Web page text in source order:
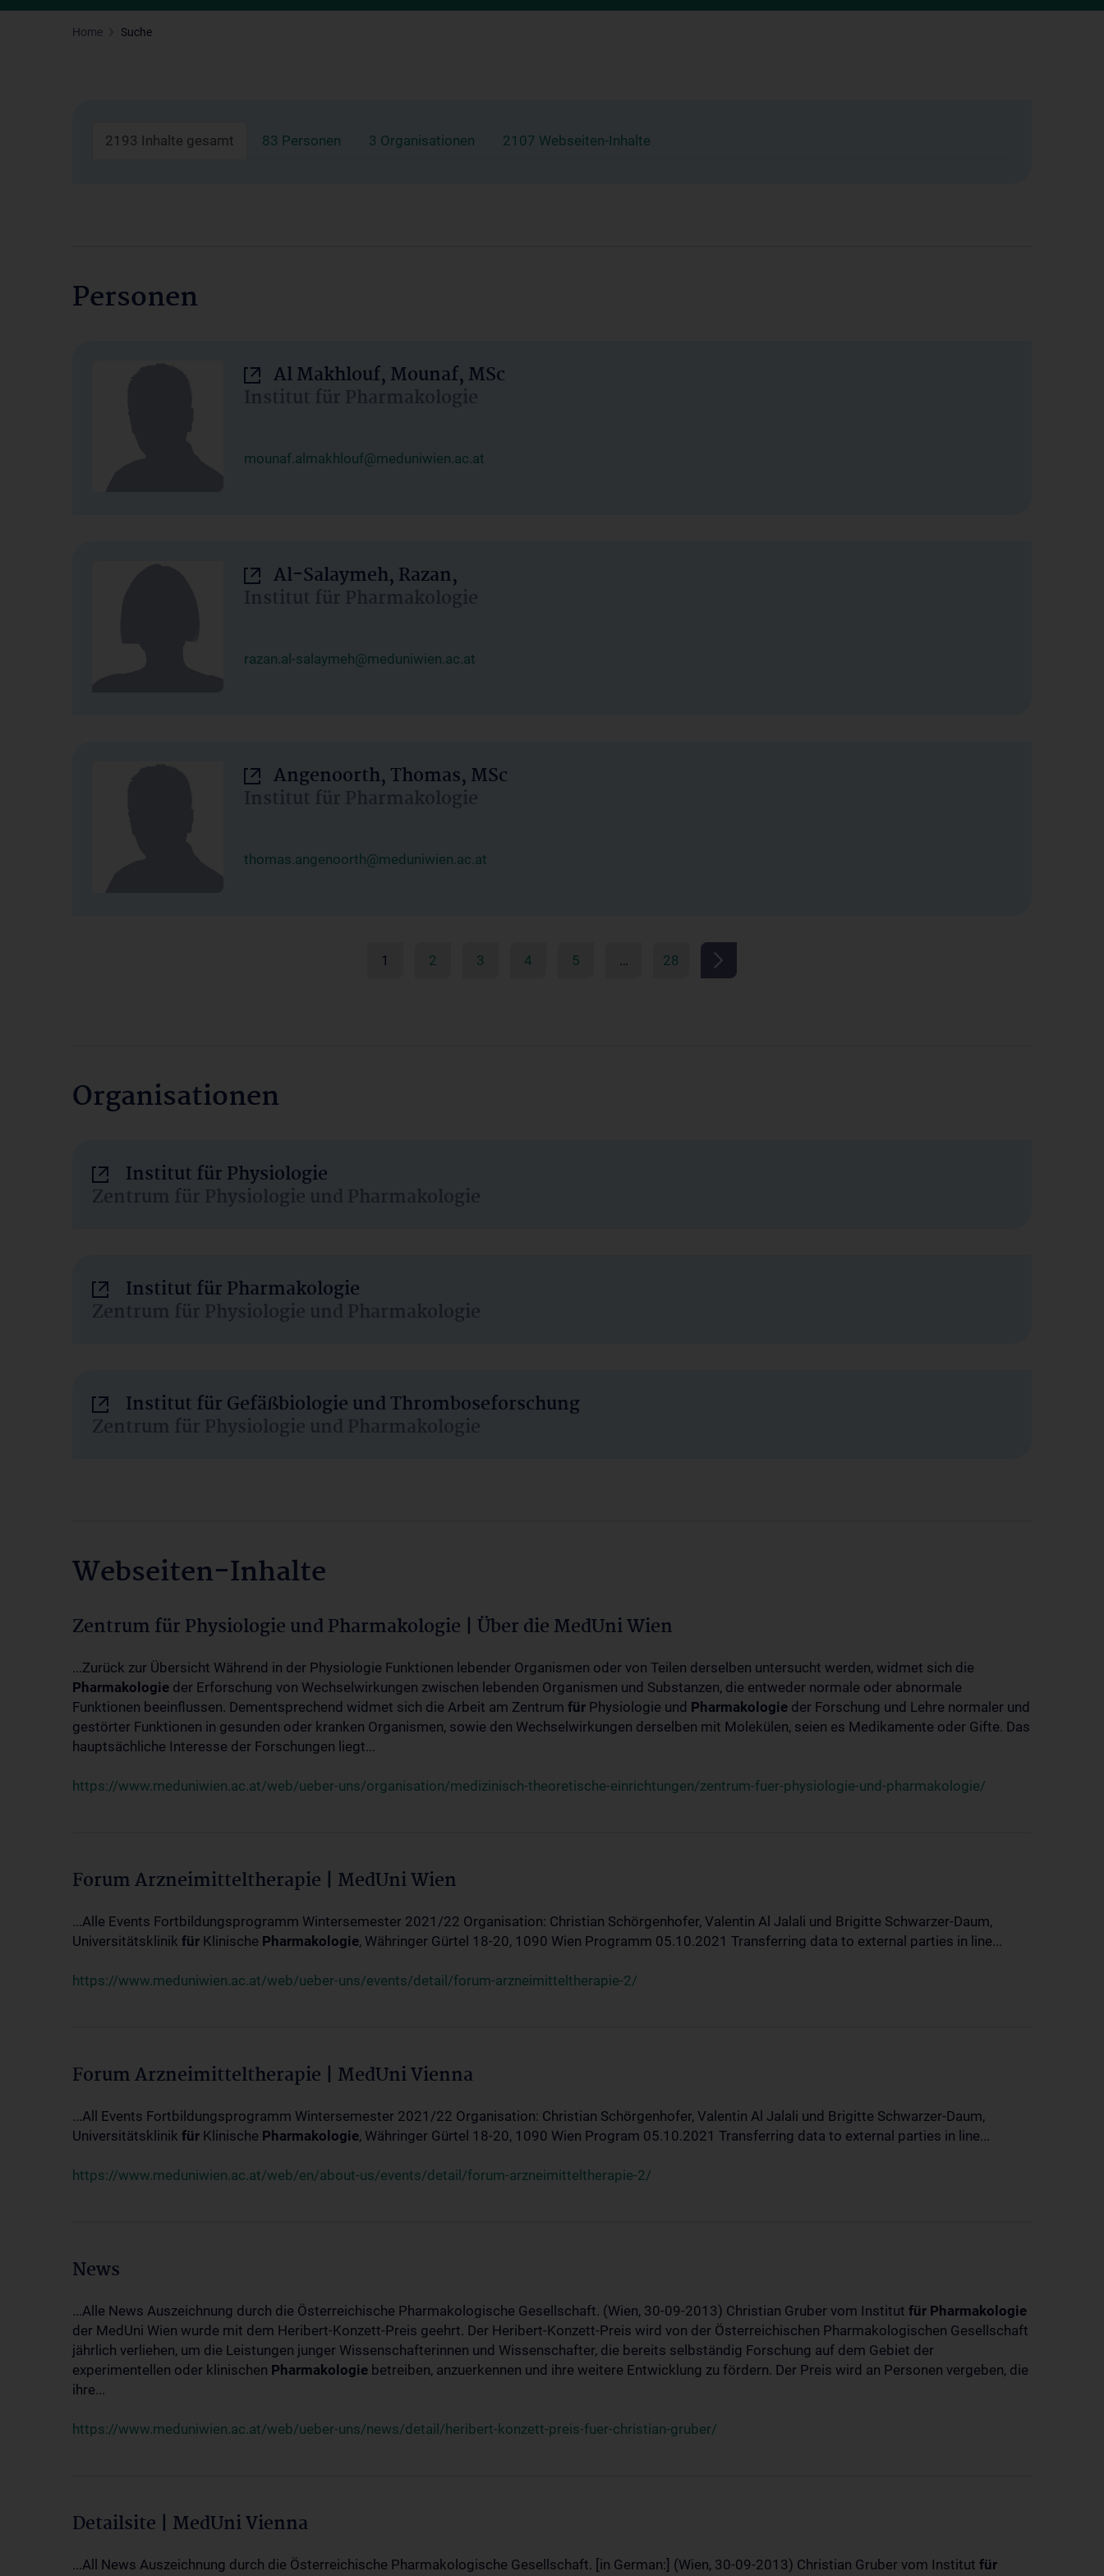
Home Suche
2193 Inhalte gesamt 83 Personen 3 Organisationen 2107 Webseiten-Inhalte
Personen
Al Makhlouf, Mounaf, MSc
Institut für Pharmakologie
mounaf.almakhlouf@meduniwien.ac.at
Al-Salaymeh, Razan,
Institut für Pharmakologie
razan.al-salaymeh@meduniwien.ac.at
Angenoorth, Thomas, MSc
Institut für Pharmakologie
thomas.angenoorth@meduniwien.ac.at
1 2 3 4 5 … 28
Organisationen
Institut für Physiologie
Zentrum für Physiologie und Pharmakologie
Institut für Pharmakologie
Zentrum für Physiologie und Pharmakologie
Institut für Gefäßbiologie und Thromboseforschung
Zentrum für Physiologie und Pharmakologie
Webseiten-Inhalte
Zentrum für Physiologie und Pharmakologie | Über die MedUni Wien
...Zurück zur Übersicht Während in der Physiologie Funktionen lebender Organismen oder von Teilen derselben untersucht werden, widmet sich die
Pharmakologie der Erforschung von Wechselwirkungen zwischen lebenden Organismen und Substanzen, die entweder normale oder abnormale
Funktionen beeinflussen. Dementsprechend widmet sich die Arbeit am Zentrum für Physiologie und Pharmakologie der Forschung und Lehre normaler und
gestörter Funktionen in gesunden oder kranken Organismen, sowie den Wechselwirkungen derselben mit Molekülen, seien es Medikamente oder Gifte. Das
hauptsächliche Interesse der Forschungen liegt...
https://www.meduniwien.ac.at/web/ueber-uns/organisation/medizinisch-theoretische-einrichtungen/zentrum-fuer-physiologie-und-pharmakologie/
Forum Arzneimitteltherapie | MedUni Wien
...Alle Events Fortbildungsprogramm Wintersemester 2021/22 Organisation: Christian Schörgenhofer, Valentin Al Jalali und Brigitte Schwarzer-Daum,
Universitätsklinik für Klinische Pharmakologie, Währinger Gürtel 18-20, 1090 Wien Programm 05.10.2021 Transferring data to external parties in line...
https://www.meduniwien.ac.at/web/ueber-uns/events/detail/forum-arzneimitteltherapie-2/
Forum Arzneimitteltherapie | MedUni Vienna
...All Events Fortbildungsprogramm Wintersemester 2021/22 Organisation: Christian Schörgenhofer, Valentin Al Jalali und Brigitte Schwarzer-Daum,
Universitätsklinik für Klinische Pharmakologie, Währinger Gürtel 18-20, 1090 Wien Program 05.10.2021 Transferring data to external parties in line...
https://www.meduniwien.ac.at/web/en/about-us/events/detail/forum-arzneimitteltherapie-2/
News
...Alle News Auszeichnung durch die Österreichische Pharmakologische Gesellschaft. (Wien, 30-09-2013) Christian Gruber vom Institut für Pharmakologie
der MedUni Wien wurde mit dem Heribert-Konzett-Preis geehrt. Der Heribert-Konzett-Preis wird von der Österreichischen Pharmakologischen Gesellschaft
jährlich verliehen, um die Leistungen junger Wissenschafterinnen und Wissenschafter, die bereits selbständig Forschung auf dem Gebiet der
experimentellen oder klinischen Pharmakologie betreiben, anzuerkennen und ihre weitere Entwicklung zu fördern. Der Preis wird an Personen vergeben, die
ihre...
https://www.meduniwien.ac.at/web/ueber-uns/news/detail/heribert-konzett-preis-fuer-christian-gruber/
Detailsite | MedUni Vienna
...All News Auszeichnung durch die Österreichische Pharmakologische Gesellschaft. [in German:] (Wien, 30-09-2013) Christian Gruber vom Institut für